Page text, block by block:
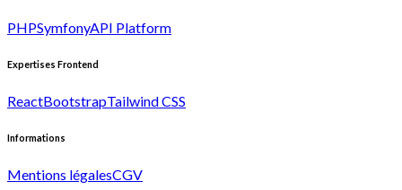
PHPSymfonyAPI Platform
Expertises Frontend
ReactBootstrapTailwind CSS
Informations
Mentions légalesCGV